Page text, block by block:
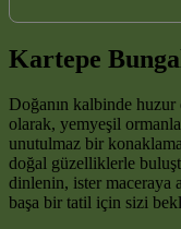
Kartepe
Doğanın kalbinde
olarak, yemyeşil
unutulmaz bir
doğal güzelliklerle
dinlenin, ister maceraya
başa bir tatil için sizi